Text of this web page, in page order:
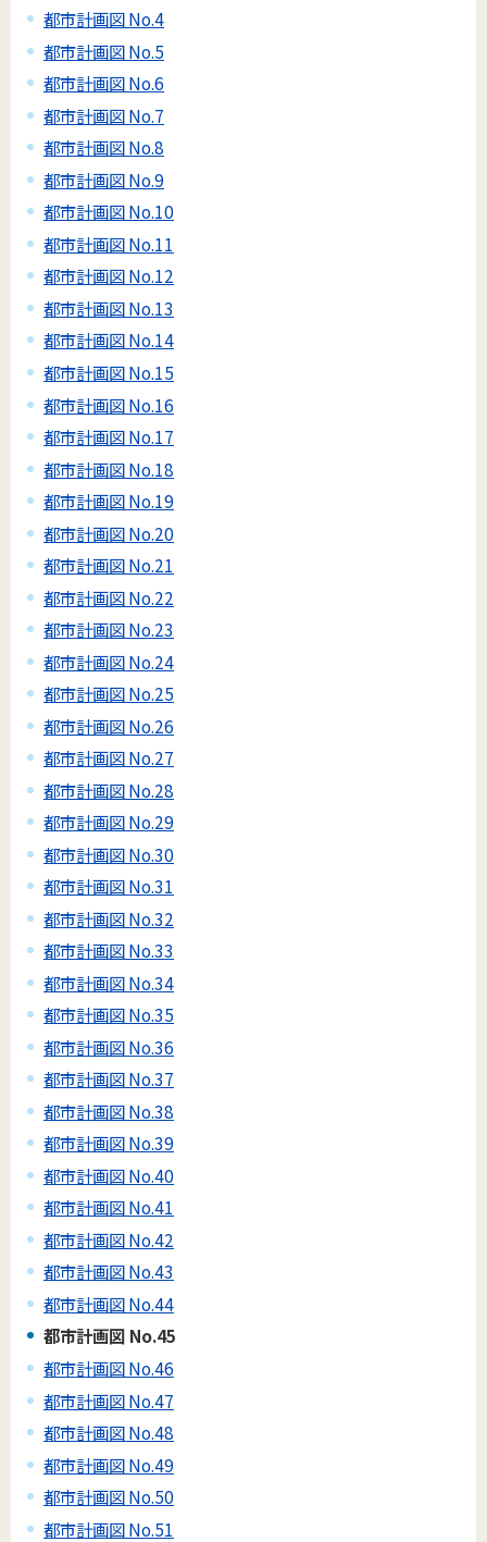
都市計画図 No.4
都市計画図 No.5
都市計画図 No.6
都市計画図 No.7
都市計画図 No.8
都市計画図 No.9
都市計画図 No.10
都市計画図 No.11
都市計画図 No.12
都市計画図 No.13
都市計画図 No.14
都市計画図 No.15
都市計画図 No.16
都市計画図 No.17
都市計画図 No.18
都市計画図 No.19
都市計画図 No.20
都市計画図 No.21
都市計画図 No.22
都市計画図 No.23
都市計画図 No.24
都市計画図 No.25
都市計画図 No.26
都市計画図 No.27
都市計画図 No.28
都市計画図 No.29
都市計画図 No.30
都市計画図 No.31
都市計画図 No.32
都市計画図 No.33
都市計画図 No.34
都市計画図 No.35
都市計画図 No.36
都市計画図 No.37
都市計画図 No.38
都市計画図 No.39
都市計画図 No.40
都市計画図 No.41
都市計画図 No.42
都市計画図 No.43
都市計画図 No.44
都市計画図 No.45
都市計画図 No.46
都市計画図 No.47
都市計画図 No.48
都市計画図 No.49
都市計画図 No.50
都市計画図 No.51